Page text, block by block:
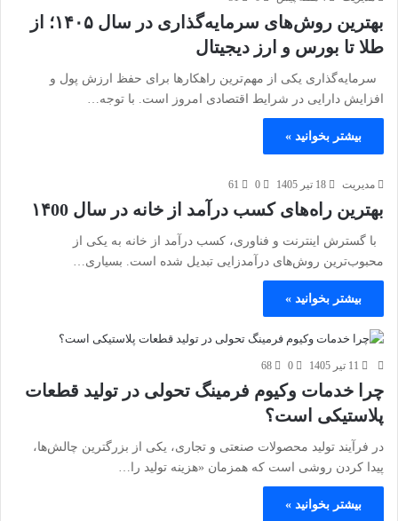
بهترین روش‌های سرمایه‌گذاری در سال ۱۴۰۵؛ از
طلا تا بورس و ارز دیجیتال
سرمایه‌گذاری یکی از مهم‌ترین راهکارها برای حفظ ارزش پول و
افزایش دارایی در شرایط اقتصادی امروز است. با توجه…
بیشتر بخوانید »
مدیریت 18 تیر 1405 0
61
بهترین راه‌های کسب درآمد از خانه در سال ۱۴00
با گسترش اینترنت و فناوری، کسب درآمد از خانه به یکی از
محبوب‌ترین روش‌های درآمدزایی تبدیل شده است. بسیاری…
بیشتر بخوانید »
11 تیر 1405 0
68
چرا خدمات وکیوم فرمینگ تحولی در تولید قطعات
پلاستیکی است؟
در فرآیند تولید محصولات صنعتی و تجاری، یکی از بزرگترین چالش‌ها،
پیدا کردن روشی است که همزمان «هزینه تولید را…
بیشتر بخوانید »